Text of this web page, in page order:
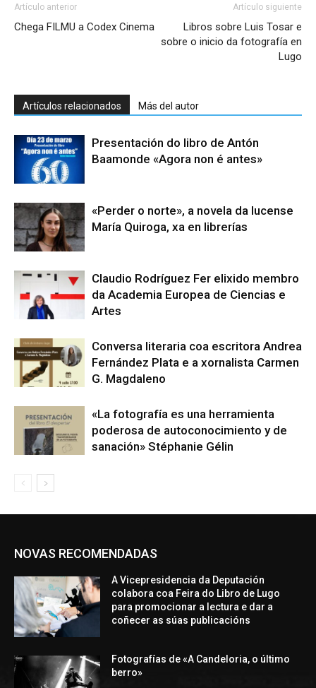
Artículo anterior
Chega FILMU a Codex Cinema
Artículo siguiente
Libros sobre Luis Tosar e
sobre o inicio da fotografía en
Lugo
Artículos relacionados Más del autor
Presentación do libro de Antón
Baamonde «Agora non é antes»
«Perder o norte», a novela da lucense
María Quiroga, xa en librerías
Claudio Rodríguez Fer elixido membro
da Academia Europea de Ciencias e
Artes
Conversa literaria coa escritora Andrea
Fernández Plata e a xornalista Carmen
G. Magdaleno
«La fotografía es una herramienta
poderosa de autoconocimiento y de
sanación» Stéphanie Gélin
NOVAS RECOMENDADAS
A Vicepresidencia da Deputación
colabora coa Feira do Libro de Lugo
para promocionar a lectura e dar a
coñecer as súas publicacións
Fotografías de «A Candeloria, o último
berro»